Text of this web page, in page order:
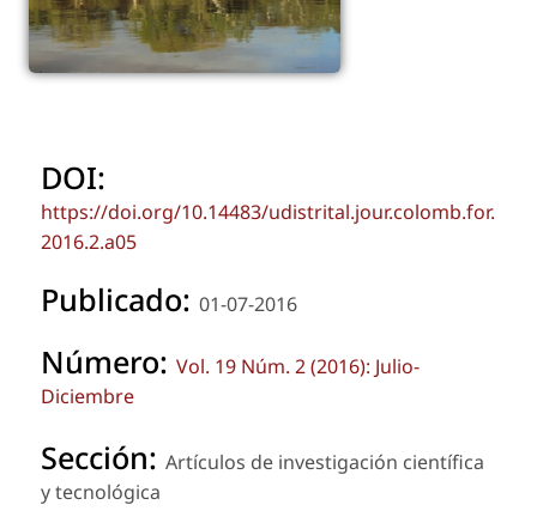
DOI:
https://doi.org/10.14483/udistrital.jour.colomb.for.
2016.2.a05
Publicado: 01-07-2016
Número: Vol. 19 Núm. 2 (2016): Julio-
Diciembre
Sección: Artículos de investigación científica
y tecnológica